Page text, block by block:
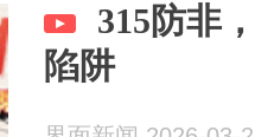
315防非
陷阱